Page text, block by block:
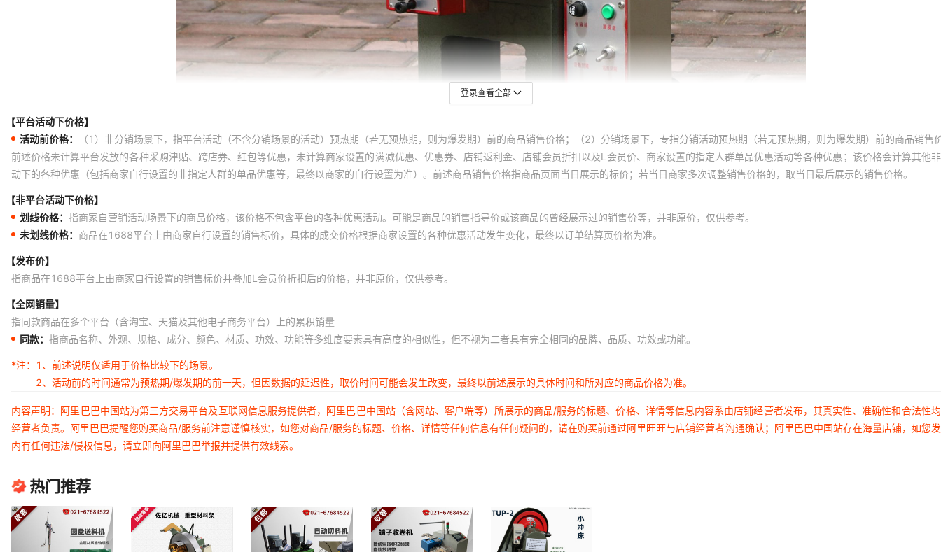
登录查看全部
【平台活动下价格】
活动前价格：
（1）非分销场景下，指平台活动（不含分销场景的活动）预热期（若无预热期，则为爆发期）前的商品销售价格；（2）分销场景下，专指分销活动预热期（若无预热期，则为爆发期）前的商品销售
前述价格未计算平台发放的各种采购津贴、跨店券、红包等优惠，未计算商家设置的满减优惠、优惠券、店铺返利金、店铺会员折扣以及L会员价、商家设置的指定人群单品优惠活动等各种优惠；该价格会计算其他
动下的各种优惠（包括商家自行设置的非指定人群的单品优惠等，最终以商家的自行设置为准）。前述商品销售价格指商品页面当日展示的标价；若当日商家多次调整销售价格的，取当日最后展示的销售价格。
【非平台活动下价格】
划线价格： 指商家自营销活动场景下的商品价格，该价格不包含平台的各种优惠活动。可能是商品的销售指导价或该商品的曾经展示过的销售价等，并非原价，仅供参考。
未划线价格： 商品在1688平台上由商家自行设置的销售标价，具体的成交价格根据商家设置的各种优惠活动发生变化，最终以订单结算页价格为准。
【发布价】
指商品在1688平台上由商家自行设置的销售标价并叠加L会员价折扣后的价格，并非原价，仅供参考。
【全网销量】
指同款商品在多个平台（含淘宝、天猫及其他电子商务平台）上的累积销量
同款： 指商品名称、外观、规格、成分、颜色、材质、功效、功能等多维度要素具有高度的相似性，但不视为二者具有完全相同的品牌、品质、功效或功能。
*注：
1、前述说明仅适用于价格比较下的场景。
2、活动前的时间通常为预热期/爆发期的前一天，但因数据的延迟性，取价时间可能会发生改变，最终以前述展示的具体时间和所对应的商品价格为准。
内容声明：阿里巴巴中国站为第三方交易平台及互联网信息服务提供者，阿里巴巴中国站（含网站、客户端等）所展示的商品/服务的标题、价格、详情等信息内容系由店铺经营者发布，其真实性、准确性和合法性
经营者负责。阿里巴巴提醒您购买商品/服务前注意谨慎核实，如您对商品/服务的标题、价格、详情等任何信息有任何疑问的，请在购买前通过阿里旺旺与店铺经营者沟通确认；阿里巴巴中国站存在海量店铺，如您
内有任何违法/侵权信息，请立即向阿里巴巴举报并提供有效线索。
热门推荐